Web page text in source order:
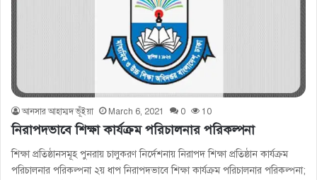
আনসার আহাম্মদ ভূঁইয়া March 6, 2021 0 10
নিরাপদভাবে শিক্ষা কার্যক্রম পরিচালনার পরিকল্পনা
শিক্ষা প্রতিষ্ঠানসমূহ পুনরায় চালুকরণ নির্দেশনায় নিরাপদ শিক্ষা প্রতিষ্ঠান কার্যক্রম
পরিচালনার পরিকল্পনা ২য় ধাপ নিরাপদভাবে শিক্ষা কার্যক্রম পরিচালনার পরিকল্পনা;